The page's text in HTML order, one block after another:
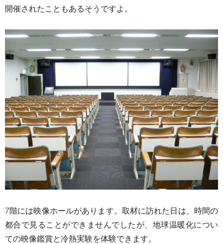
開催されたこともあるそうですよ。
7階には映像ホールがあります。 取材に訪れた日は、時間の
都合で見ることができませんでしたが、地球温暖化につい
ての映像鑑賞と冷熱実験を体験できます。